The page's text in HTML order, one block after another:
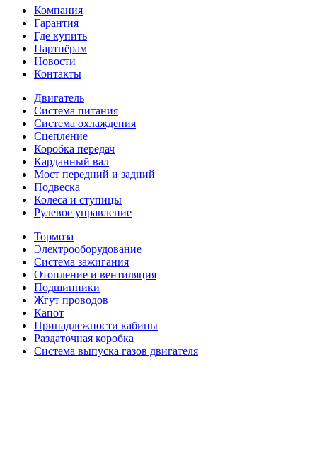
Компания
Гарантия
Где купить
Партнёрам
Новости
Контакты
Двигатель
Система питания
Система охлаждения
Сцепление
Коробка передач
Карданный вал
Мост передний и задний
Подвеска
Колеса и ступицы
Рулевое управление
Тормоза
Электрооборудование
Система зажигания
Отопление и вентиляция
Подшипники
Жгут проводов
Капот
Принадлежности кабины
Раздаточная коробка
Система выпуска газов двигателя